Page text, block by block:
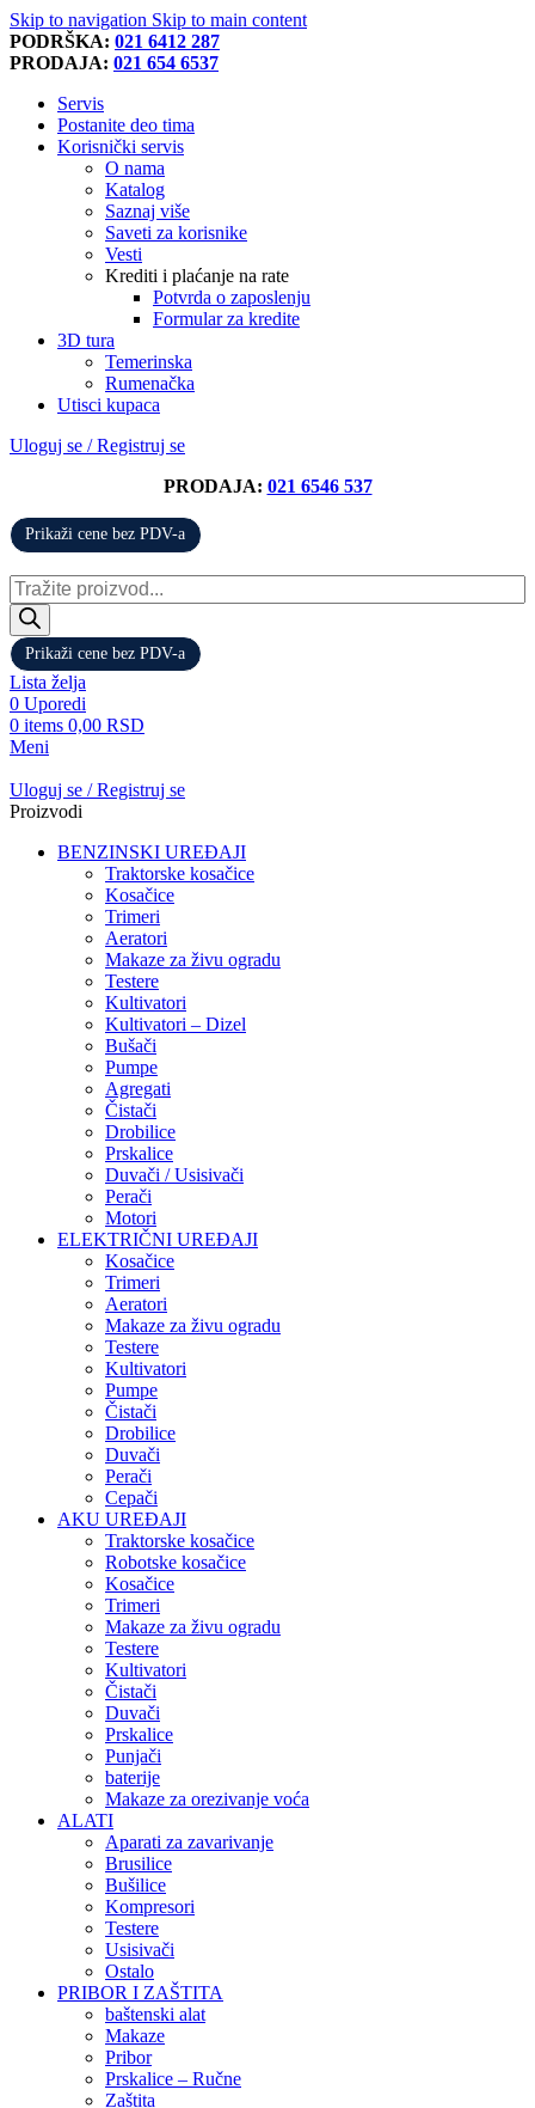
Skip to navigation Skip to main content
PODRŠKA: 021 6412 287
PRODAJA: 021 654 6537
Servis
Postanite deo tima
Korisnički servis
O nama
Katalog
Saznaj više
Saveti za korisnike
Vesti
Krediti i plaćanje na rate
Potvrda o zaposlenju
Formular za kredite
3D tura
Temerinska
Rumenačka
Utisci kupaca
Uloguj se / Registruj se
PRODAJA: 021 6546 537
Prikaži cene bez PDV-a
Products
search
Prikaži cene bez PDV-a
Lista želja
0 Uporedi
0 items 0,00 RSD
Meni
Uloguj se / Registruj se
Proizvodi
BENZINSKI UREĐAJI
Traktorske kosačice
Kosačice
Trimeri
Aeratori
Makaze za živu ogradu
Testere
Kultivatori
Kultivatori – Dizel
Bušači
Pumpe
Agregati
Čistači
Drobilice
Prskalice
Duvači / Usisivači
Perači
Motori
ELEKTRIČNI UREĐAJI
Kosačice
Trimeri
Aeratori
Makaze za živu ogradu
Testere
Kultivatori
Pumpe
Čistači
Drobilice
Duvači
Perači
Cepači
AKU UREĐAJI
Traktorske kosačice
Robotske kosačice
Kosačice
Trimeri
Makaze za živu ogradu
Testere
Kultivatori
Čistači
Duvači
Prskalice
Punjači
baterije
Makaze za orezivanje voća
ALATI
Aparati za zavarivanje
Brusilice
Bušilice
Kompresori
Testere
Usisivači
Ostalo
PRIBOR I ZAŠTITA
baštenski alat
Makaze
Pribor
Prskalice – Ručne
Zaštita